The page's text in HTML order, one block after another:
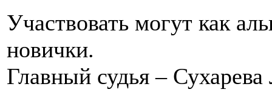
Участвовать могут как
новички.
Главный судья –